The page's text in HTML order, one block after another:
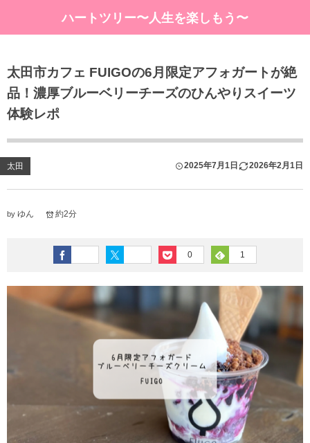
ハートツリー〜人生を楽しもう〜
太田市カフェ FUIGOの6月限定アフォガートが絶
品！濃厚ブルーベリーチーズのひんやりスイーツ
体験レポ
太田 2025年7月1日 2026年2月1日
by ゆん 約2分
0 1